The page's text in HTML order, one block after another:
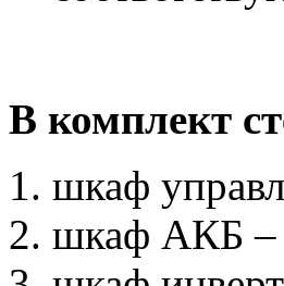
В комплект
шкаф
шкаф АКБ –